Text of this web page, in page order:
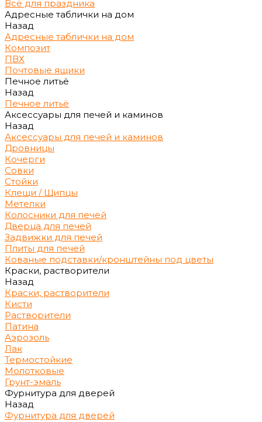
Всё для праздника
Адресные таблички на дом
Назад
Адресные таблички на дом
Композит
ПВХ
Почтовые ящики
Печное литьё
Назад
Печное литьё
Аксессуары для печей и каминов
Назад
Аксессуары для печей и каминов
Дровницы
Кочерги
Совки
Стойки
Клещи / Щипцы
Метелки
Колосники для печей
Дверца для печей
Задвижки для печей
Плиты для печей
Кованые подставки/кронштейны под цветы
Краски, растворители
Назад
Краски, растворители
Кисти
Растворители
Патина
Аэрозоль
Лак
Термостойкие
Молотковые
Грунт-эмаль
Фурнитура для дверей
Назад
Фурнитура для дверей